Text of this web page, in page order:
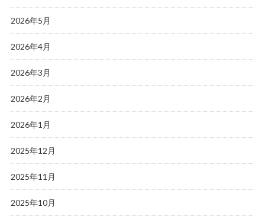
2026年5月
2026年4月
2026年3月
2026年2月
2026年1月
2025年12月
2025年11月
2025年10月